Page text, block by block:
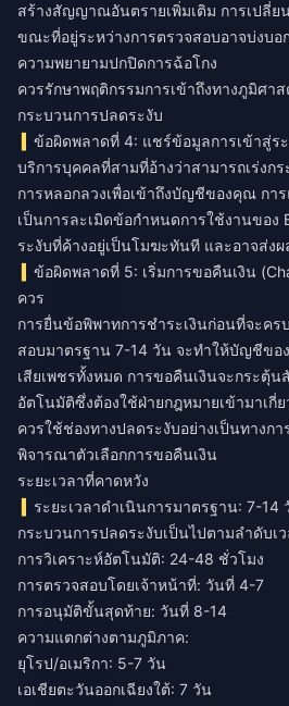
สร้างสัญญาณอันตรายเพิ่มเติม การเปลี่ย
ขณะที่อยู่ระหว่างการตรวจสอบอาจบ่งบ
ความพยายามปกปิดการฉ้อโกง
ควรรักษาพฤติกรรมการเข้าถึงทางภูมิศา
กระบวนการปลดระงับ
ข้อผิดพลาดที่ 4: แชร์ข้อมูลการเข้าสู่ร
บริการบุคคลที่สามที่อ้างว่าสามารถเร่งก
การหลอกลวงเพื่อเข้าถึงบัญชีของคุณ กา
เป็นการละเมิดข้อกำหนดการใช้งานของ
ระงับที่ค้างอยู่เป็นโมฆะทันที และอาจส่ง
ข้อผิดพลาดที่ 5: เริ่มการขอคืนเงิน
ควร
การยื่นข้อพิพาทการชำระเงินก่อนที่จะคร
สอบมาตรฐาน 7-14 วัน จะทำให้บัญชีขอ
เสียเพชรทั้งหมด การขอคืนเงินจะกระตุ้
อัตโนมัติซึ่งต้องใช้ฝ่ายกฎหมายเข้ามาเกี่ย
ควรใช้ช่องทางปลดระงับอย่างเป็นทางก
พิจารณาตัวเลือกการขอคืนเงิน
ระยะเวลาที่คาดหวัง
ระยะเวลาดำเนินการมาตรฐาน: 7-14
กระบวนการปลดระงับเป็นไปตามลำดับเ
การวิเคราะห์อัตโนมัติ: 24-48 ชั่วโมง
การตรวจสอบโดยเจ้าหน้าที่: วันที่ 4-7
การอนุมัติขั้นสุดท้าย: วันที่ 8-14
ความแตกต่างตามภูมิภาค:
ยุโรป/อเมริกา: 5-7 วัน
เอเชียตะวันออกเฉียงใต้: 7 วัน